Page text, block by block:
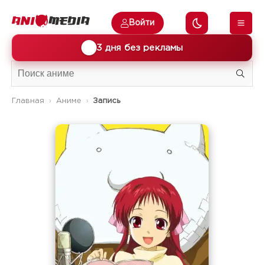
3 дня без рекламы
Войти
Главная Аниме Запись